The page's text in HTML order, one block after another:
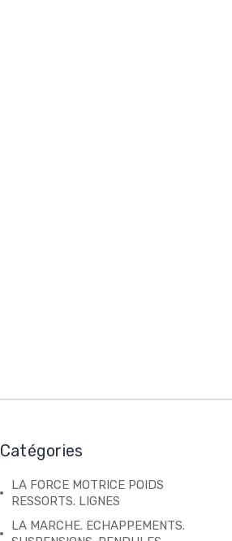
Catégories
LA FORCE MOTRICE POIDS
RESSORTS. LIGNES
LA MARCHE. ECHAPPEMENTS.